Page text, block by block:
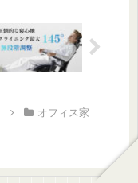
オフィス家